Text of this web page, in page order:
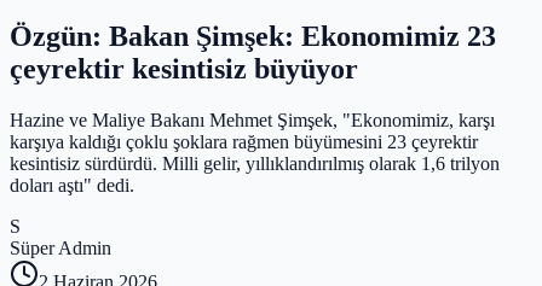
Özgün: Bakan Şimşek: Ekonomimiz 23
çeyrektir kesintisiz büyüyor
Hazine ve Maliye Bakanı Mehmet Şimşek, "Ekonomimiz, karşı
karşıya kaldığı çoklu şoklara rağmen büyümesini 23 çeyrektir
kesintisiz sürdürdü. Milli gelir, yıllıklandırılmış olarak 1,6 trilyon
doları aştı" dedi.
S
Süper Admin
2 Haziran 2026